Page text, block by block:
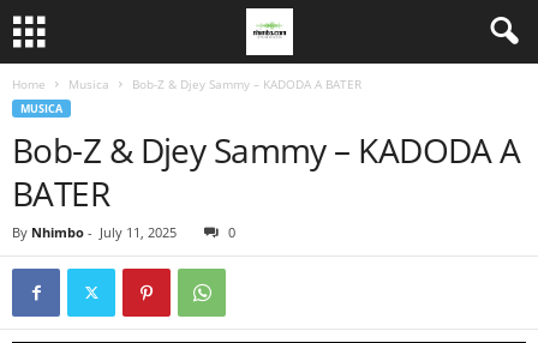
Home Musica Bob-Z & Djey Sammy – KADODA A BATER
MUSICA
Bob-Z & Djey Sammy – KADODA A
BATER
By Nhimbo - July 11, 2025 0